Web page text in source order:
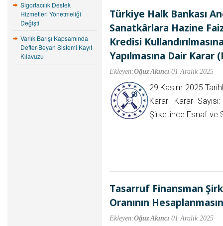
Sigortacılık Destek
Hizmetleri Yönetmeliği
Değişti
Varlık Barışı Kapsamında
Defter-Beyan Sistemi Kayıt
Kılavuzu
Türkiye Halk Bankası
Sanatkârlara Hazine
Kredisi
Yapılmasına Dair Karar
Ekleyen:Oğuz Akıncı 01 Aralık 2025
29 Kasım 2025
Kararı Karar
Şirketince Esnaf ve
Tasarruf Finansman
Oranının
Ekleyen:Oğuz Akıncı 01 Aralık 2025